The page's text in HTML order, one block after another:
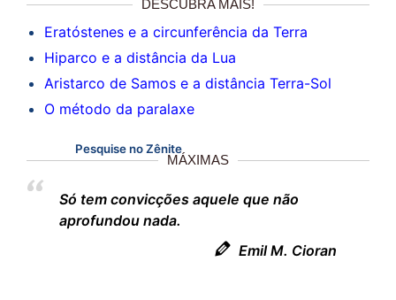
DESCUBRA MAIS!
Eratóstenes e a circunferência da Terra
Hiparco e a distância da Lua
Aristarco de Samos e a distância Terra-Sol
O método da paralaxe
Pesquise no Zênite
MÁXIMAS
Só tem convicções aquele que não
aprofundou nada.
Emil M. Cioran